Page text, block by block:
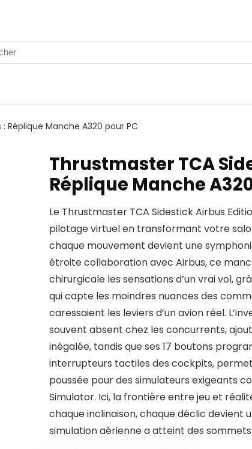
Réplique Manche A320 pour PC
Thrustmaster TCA
Réplique Manche
Le Thrustmaster TCA Sidestick Airbus
pilotage virtuel en transformant votre
chaque mouvement devient une
étroite collaboration avec Airbus, ce
chirurgicale les sensations d’un vrai vol,
qui capte les moindres nuances des
caressaient les leviers d’un avion réel.
souvent absent chez les concurrents,
inégalée, tandis que ses 17 boutons
interrupteurs tactiles des cockpits,
poussée pour des simulateurs exigeants
Simulator. Ici, la frontière entre jeu et
chaque inclinaison, chaque déclic devient
simulation aérienne a atteint des sommets